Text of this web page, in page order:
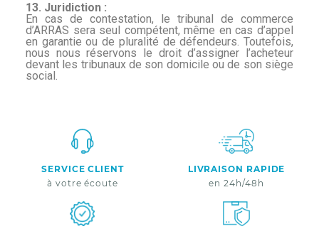
13. Juridiction :
En cas de contestation, le tribunal de commerce
d’ARRAS sera seul compétent, même en cas d’appel
en garantie ou de pluralité de défendeurs. Toutefois,
nous nous réservons le droitd’assigner l’acheteur
devant les tribunaux de son domicile ou de son siège
social.
SERVICE CLIENT
à votre écoute
LIVRAISON RAPIDE
en 24h/48h